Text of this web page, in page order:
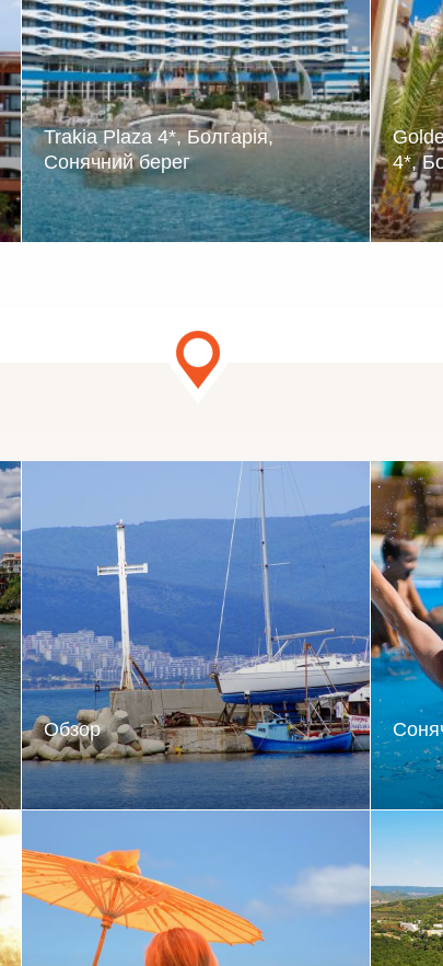
Trakia Plaza 4*, Болгарія,
Сонячний берег
Готель пропонує комфортні
номери, якісне харчування,
4*,
Обзор
Секрет привабливості цього
місця – в самій назві курорту.
«красивий вигляд», в це місце
легко закохатись: тут і море, і
гори, і ліс.
на